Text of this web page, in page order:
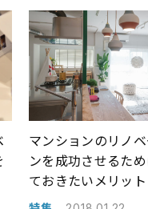
マンションのリノ
ンを成功させるた
ておきたいメリッ
リットとは？